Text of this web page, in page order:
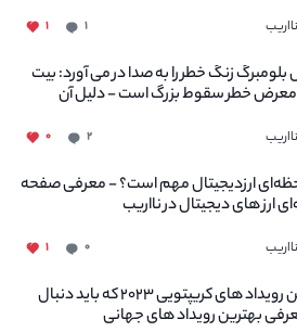
نااریب ۱ ۱
زنگ خطر را به صدا در می آورد: بیت
معرض خطر سقوط بزرگ است - دلیل آن
نااریب ۲ ۰
ارزدیجیتال مهم است؟ - معرفی صفحه
ارز های دیجیتال در نااریب
نااریب ۰ ۱
مهم ترین رویداد های کریپتویی ۲۰۲۳ که باید دنبال
بهترین رویداد های جهانی